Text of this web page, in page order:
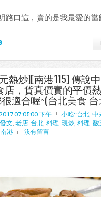
路口這，賣的是我最愛的當
熱炒][南港115] 傳說
店，貨真價實的平價
適合喔~(台北美食
07:05:00 下午 小吃::台北, 中
文, 老店::台北, 料理::現炒, 料理::酸
港
沒有留言